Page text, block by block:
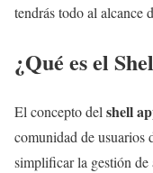
tendrás todo al alcance
¿Qué es el
El concepto del shell
comunidad de usuarios
simplificar la gestión